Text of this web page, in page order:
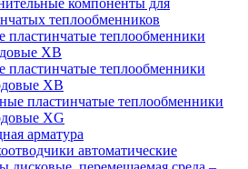
компоненты для
теплообменников
пластинчатые теплообменники
XB
пластинчатые теплообменники
ХВ
пластинчатые теплообменники
ХG
арматура
автоматические